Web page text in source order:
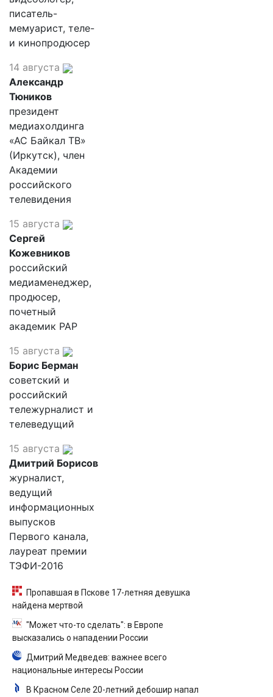
писатель-
мемуарист, теле-
и кинопродюсер
14 августа
Александр
Тюников
президент
медиахолдинга
«АС Байкал ТВ»
(Иркутск), член
Академии
российского
телевидения
15 августа
Сергей
Кожевников
российский
медиаменеджер,
продюсер,
почетный
академик РАР
15 августа
Борис Берман
советский и
российский
тележурналист и
телеведущий
15 августа
Дмитрий Борисов
журналист,
ведущий
информационных
выпусков
Первого канала,
лауреат премии
ТЭФИ-2016
Пропавшая в Пскове 17-летняя девушка
найдена мертвой
"Может что-то сделать": в Европе
высказались о нападении России
Дмитрий Медведев: важнее всего
национальные интересы России
В Красном Селе 20-летний дебошир напал